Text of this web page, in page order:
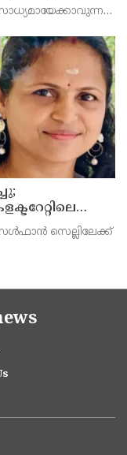
സെല്ലിലേക്ക്